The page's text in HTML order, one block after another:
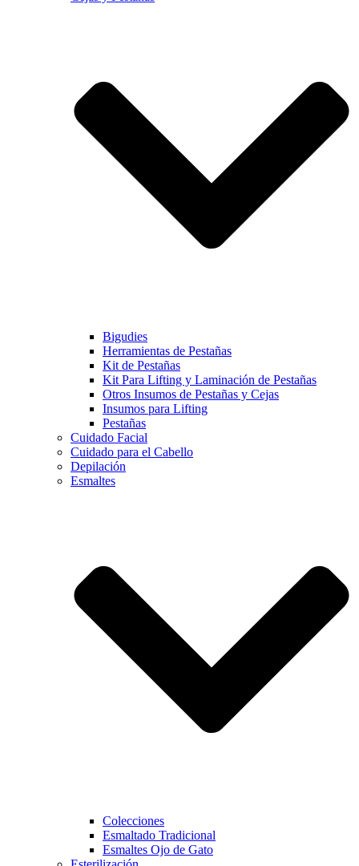
Bigudies
Herramientas de Pestañas
Kit de Pestañas
Kit Para Lifting y Laminación de Pestañas
Otros Insumos de Pestañas y Cejas
Insumos para Lifting
Pestañas
Cuidado Facial
Cuidado para el Cabello
Depilación
Esmaltes
Colecciones
Esmaltado Tradicional
Esmaltes Ojo de Gato